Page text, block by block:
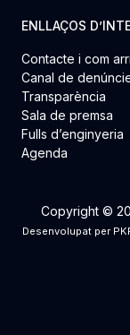
ENLLAÇOS
Contacte i com
Canal de
Transparència
Sala de premsa
Fulls d’enginyeria
Agenda
Copyright ©
Desenvolupat per